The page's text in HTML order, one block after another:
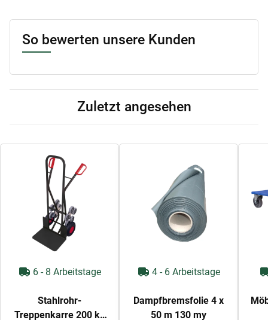
So bewerten unsere Kunden
Zuletzt angesehen
6 - 8 Arbeitstage
Stahlrohr-
Treppenkarre 200 kg
4 - 6 Arbeitstage
Dampfbremsfolie 4 x
50 m 130 my